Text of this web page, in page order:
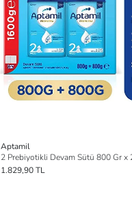
Aptamil
1.829,90 TL